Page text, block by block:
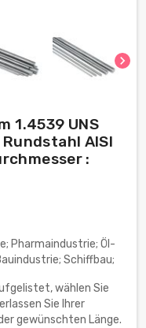
chevron_right
1.4539 UNS
AISI
:
Pharmaindustrie; Öl-
Schiffbau;
wählen Sie
Sie Ihrer
gewünschten Länge.